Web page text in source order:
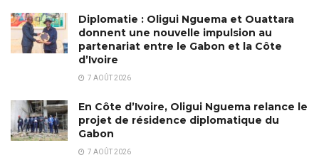
Diplomatie : Oligui Nguema et Ouattara
donnent une nouvelle impulsion au
partenariat entre le Gabon et la Côte
d’Ivoire
7 AOÛT 2026
En Côte d’Ivoire, Oligui Nguema relance le
projet de résidence diplomatique du
Gabon
7 AOÛT 2026